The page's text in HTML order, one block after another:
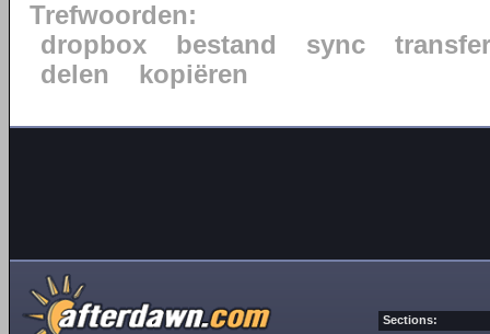
Trefwoorden:
dropbox
bestand sync
transfer
delen
kopiëren
Sections: